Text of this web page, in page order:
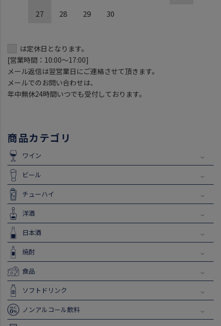
27
28 29 30
は定休日となります。
[営業時間：10:00～17:00]
メール返信は翌営業日にご連絡させて頂きます。
メールでのお問い合わせは、
年中無休24時間いつでも受付しております。
商品カテゴリ
ワイン
ビール
チューハイ
洋酒
日本酒
焼酎
食品
ソフトドリンク
ノンアルコール飲料